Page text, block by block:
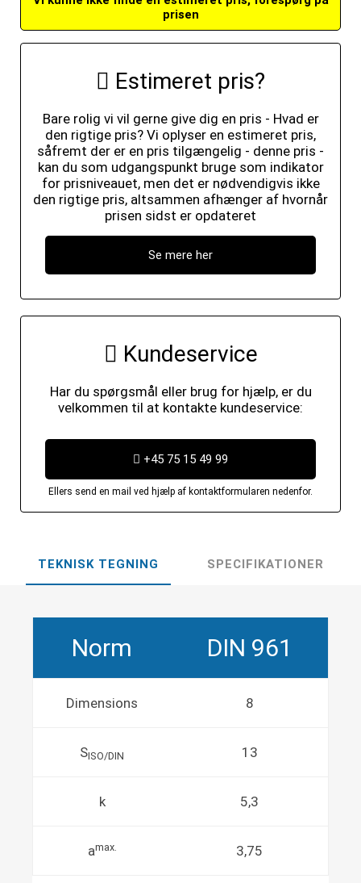
prisen
Estimeret pris?
Bare rolig vi vil gerne give dig en pris - Hvad er
den rigtige pris? Vi oplyser en estimeret pris,
såfremt der er en pris tilgængelig - denne pris -
kan du som udgangspunkt bruge som indikator
for prisniveauet, men det er nødvendigvis ikke
den rigtige pris, altsammen afhænger af hvornår
prisen sidst er opdateret
Se mere her
Kundeservice
Har du spørgsmål eller brug for hjælp, er du
velkommen til at kontakte kundeservice:
+45 75 15 49 99
Ellers send en mail ved hjælp af kontaktformularen nedenfor.
TEKNISK TEGNING SPECIFIKATIONER
Norm DIN 961
Dimensions 8
SISO/DIN 13
k 5,3
amax. 3,75